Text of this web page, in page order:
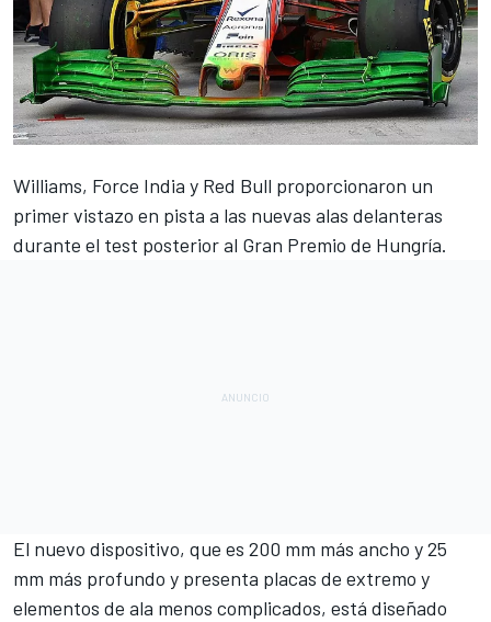
Williams, Force India y Red Bull proporcionaron un
primer vistazo en pista a las nuevas alas delanteras
durante el test posterior al Gran Premio de Hungría.
El nuevo dispositivo, que es 200 mm más ancho y 25
mm más profundo y presenta placas de extremo y
elementos de ala menos complicados, está diseñado